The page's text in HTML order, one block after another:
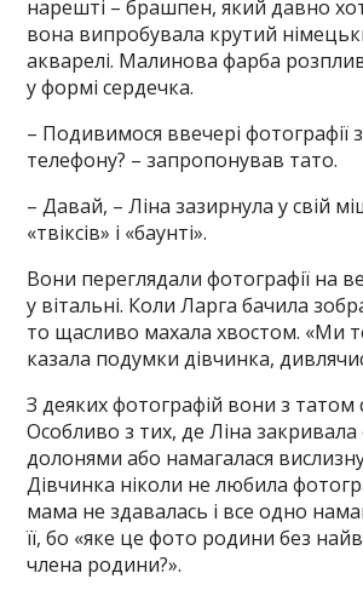
нарешті – брашпен, який давно
вона випробувала крутий
акварелі. Малинова фарба
у формі сердечка.
– Подивимося ввечері фотографії
телефону? – запропонував тато.
– Давай, – Ліна зазирнула у свій
«твіксів» і «баунті».
Вони переглядали фотографії на
у вітальні. Коли Ларга бачила
то щасливо махала хвостом. «Ми
казала подумки дівчинка,
З деяких фотографій вони з татом
Особливо з тих, де Ліна закривала
долонями або намагалася
Дівчинка ніколи не любила
мама не здавалась і все одно
її, бо «яке це фото родини без
члена родини?».